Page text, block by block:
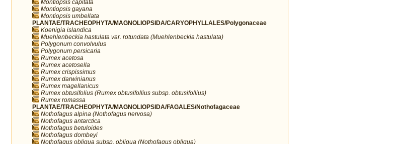
Montiopsis capitata
Montiopsis gayana
Montiopsis umbellata
PLANTAE/TRACHEOPHYTA/MAGNOLIOPSIDA/CARYOPHYLLALES/Polygonaceae
Koenigia islandica
Muehlenbeckia hastulata var. rotundata (Muehlenbeckia hastulata)
Polygonum convolvulus
Polygonum persicaria
Rumex acetosa
Rumex acetosella
Rumex crispissimus
Rumex darwinianus
Rumex magellanicus
Rumex obtusifolius (Rumex obtusifollius subsp. obtusifollius)
Rumex romassa
PLANTAE/TRACHEOPHYTA/MAGNOLIOPSIDA/FAGALES/Nothofagaceae
Nothofagus alpina (Nothofagus nervosa)
Nothofagus antarctica
Nothofagus betuloides
Nothofagus dombeyi
Nothofagus obliqua subsp. obliqua (Nothofagus obliqua)